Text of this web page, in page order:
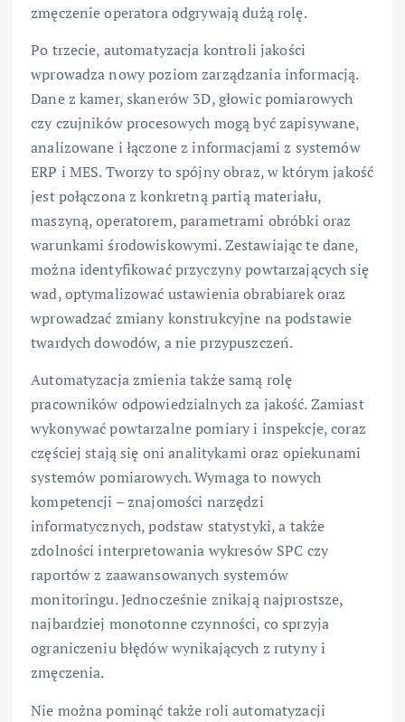
zmęczenie operatora odgrywają dużą rolę.
Po trzecie, automatyzacja kontroli jakości
wprowadza nowy poziom zarządzania informacją.
Dane z kamer, skanerów 3D, głowic pomiarowych
czy czujników procesowych mogą być zapisywane,
analizowane i łączone z informacjami z systemów
ERP i MES. Tworzy to spójny obraz, w którym jakość
jest połączona z konkretną partią materiału,
maszyną, operatorem, parametrami obróbki oraz
warunkami środowiskowymi. Zestawiając te dane,
można identyfikować przyczyny powtarzających się
wad, optymalizować ustawienia obrabiarek oraz
wprowadzać zmiany konstrukcyjne na podstawie
twardych dowodów, a nie przypuszczeń.
Automatyzacja zmienia także samą rolę
pracowników odpowiedzialnych za jakość. Zamiast
wykonywać powtarzalne pomiary i inspekcje, coraz
częściej stają się oni analitykami oraz opiekunami
systemów pomiarowych. Wymaga to nowych
kompetencji – znajomości narzędzi
informatycznych, podstaw statystyki, a także
zdolności interpretowania wykresów SPC czy
raportów z zaawansowanych systemów
monitoringu. Jednocześnie znikają najprostsze,
najbardziej monotonne czynności, co sprzyja
ograniczeniu błędów wynikających z rutyny i
zmęczenia.
Nie można pominąć także roli automatyzacji